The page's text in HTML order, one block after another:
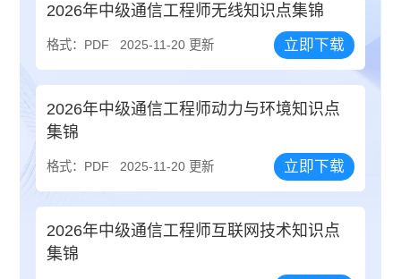
2026年中级通信工程师无线知识点集锦
格式：PDF 2025-11-20 更新 立即下载
2026年中级通信工程师动力与环境知识点
集锦
格式：PDF 2025-11-20 更新 立即下载
2026年中级通信工程师互联网技术知识点
集锦